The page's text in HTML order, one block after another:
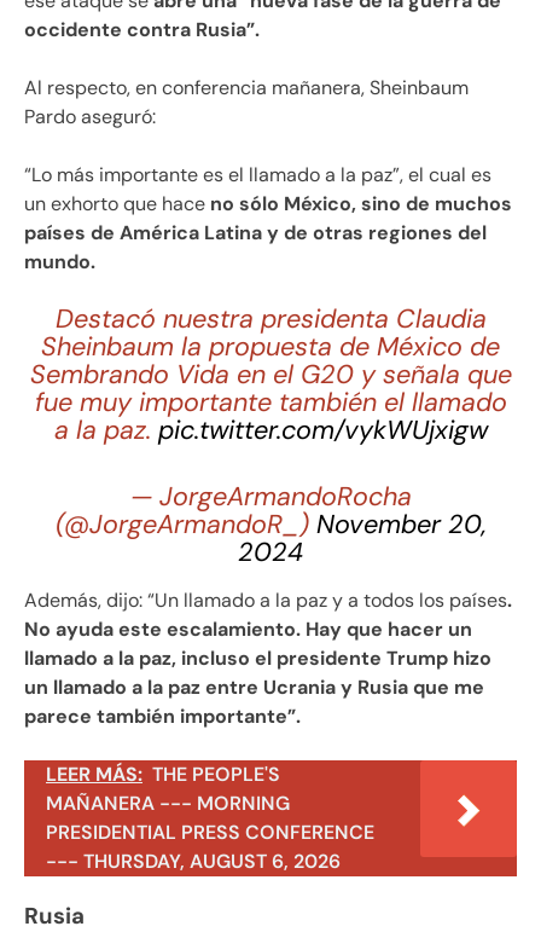
occidente contra Rusia”.
Al respecto, en conferencia mañanera, Sheinbaum
Pardo aseguró:
“Lo más importante es el llamado a la paz”, el cual es
un exhorto que hace no sólo México, sino de muchos
países de América Latina y de otras regiones del
mundo.
Destacó nuestra presidenta Claudia
Sheinbaum la propuesta de México de
Sembrando Vida en el G20 y señala que
fue muy importante también el llamado
a la paz. pic.twitter.com/vykWUjxigw
— JorgeArmandoRocha
(@JorgeArmandoR_) November 20,
2024
Además, dijo: “Un llamado a la paz y a todos los países.
No ayuda este escalamiento. Hay que hacer un
llamado a la paz, incluso el presidente Trump hizo
un llamado a la paz entre Ucrania y Rusia que me
parece también importante”.
LEER MÁS: THE PEOPLE'S
MAÑANERA --- MORNING
PRESIDENTIAL PRESS CONFERENCE
--- THURSDAY, AUGUST 6, 2026
Rusia